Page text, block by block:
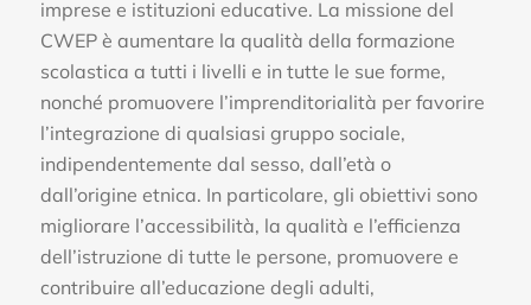
imprese e istituzioni educative. La missione del
CWEP è aumentare la qualità della formazione
scolastica a tutti i livelli e in tutte le sue forme,
nonché promuovere l’imprenditorialità per favorire
l’integrazione di qualsiasi gruppo sociale,
indipendentemente dal sesso, dall’età o
dall’origine etnica. In particolare, gli obiettivi sono
migliorare l’accessibilità, la qualità e l’efficienza
dell’istruzione di tutte le persone, promuovere e
contribuire all’educazione degli adulti,